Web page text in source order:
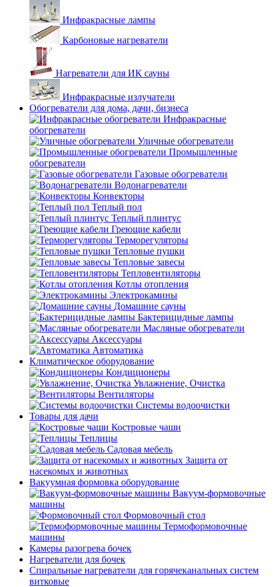
Инфракрасные лампы
Карбоновые нагреватели
Нагреватели для ИК сауны
Инфракрасные излучатели
Обогреватели для дома, дачи, бизнеса
Инфракрасные
обогреватели
Уличные обогреватели
Промышленные
обогреватели
Газовые обогреватели
Водонагреватели
Конвекторы
Теплый пол
Теплый плинтус
Греющие кабели
Терморегуляторы
Тепловые пушки
Тепловые завесы
Тепловентиляторы
Котлы отопления
Электрокамины
Домашние сауны
Бактерицидные лампы
Масляные обогреватели
Аксессуары
Автоматика
Климатическое оборудование
Кондиционеры
Увлажнение, Очистка
Вентиляторы
Системы водоочистки
Товары для дачи
Костровые чаши
Теплицы
Садовая мебель
Защита от
насекомых и животных
Вакуумная формовка оборудование
Вакуум-формовочные
машины
Формовочный стол
Термоформовочные
машины
Камеры разогрева бочек
Нагреватели для бочек
Спиральные нагреватели для горячеканальных систем
витковые